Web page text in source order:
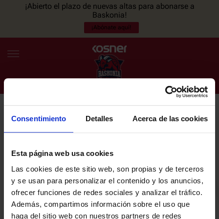
Consentimiento Detalles Acerca de las cookies
Esta página web usa cookies
Las cookies de este sitio web, son propias y de terceros
y se usan para personalizar el contenido y los anuncios,
ofrecer funciones de redes sociales y analizar el tráfico.
Además, compartimos información sobre el uso que
haga del sitio web con nuestros partners de redes
¡Abierto el plazo de nuevas altas para abonarse a
Baskonia!
¡Abónate aquí!
ES EU
NOTICIAS
PLANTILLA
ENTRADAS
NEWSLETTER
últimas noticias y promociones del club.
Email
He leído y acepto laPolítica de privacidaddel SASKI BASKONIA